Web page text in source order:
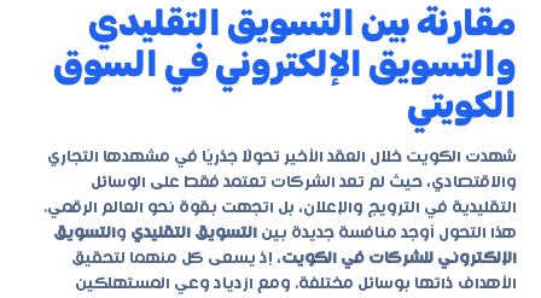
مقارنة بين التسويق التقليدي
والتسويق الإلكتروني في السوق
الكويتي
شهدت الكويت خلال العقد الأخير تحولًا جذريًا في مشهدها التجاري
والاقتصادي، حيث لم تعد الشركات تعتمد فقط على الوسائل
التقليدية في الترويج والإعلان، بل اتجهت بقوة نحو العالم الرقمي.
هذا التحول أوجد منافسة جديدة بين التسويق التقليدي والتسويق
الإلكتروني للشركات في الكويت، إذ يسعى كل منهما لتحقيق
الأهداف ذاتها بوسائل مختلفة. ومع ازدياد وعي المستهلكين